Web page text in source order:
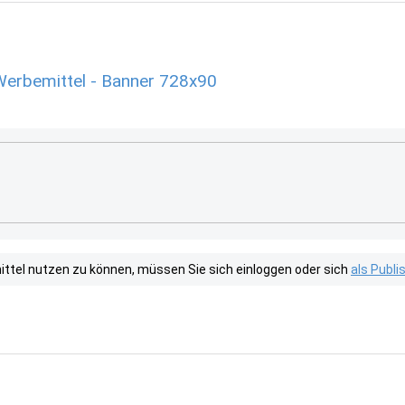
- Banner 728x90
nutzen zu können, müssen Sie sich einloggen oder sich als